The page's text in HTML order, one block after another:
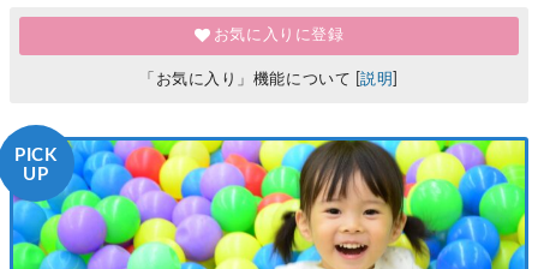
お気に入りに登録
「お気に入り」機能について [説明]
PICK
UP